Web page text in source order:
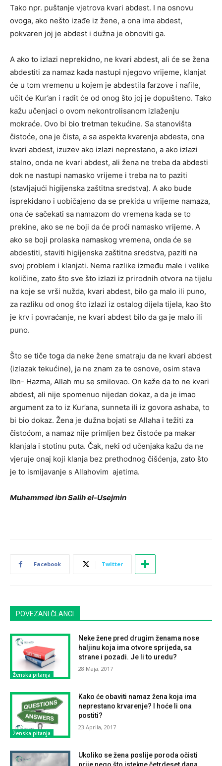
Tako npr. puštanje vjetrova kvari abdest. I na osnovu
ovoga, ako nešto izađe iz žene, a ona ima abdest,
pokvaren joj je abdest i dužna je obnoviti ga.
A ako to izlazi neprekidno, ne kvari abdest, ali će se žena
abdestiti za namaz kada nastupi njegovo vrijeme, klanjat
će u tom vremenu u kojem je abdestila farzove i nafile,
učit će Kur’an i radit će od onog što joj je dopušteno. Tako
kažu učenjaci o ovom nekontrolisanom izlaženju
mokraće. Ovo bi bio tretman tekućine. Sa stanovišta
čistoće, ona je čista, a sa aspekta kvarenja abdesta, ona
kvari abdest, izuzev ako izlazi neprestano, a ako izlazi
stalno, onda ne kvari abdest, ali žena ne treba da abdesti
dok ne nastupi namasko vrijeme i treba na to paziti
(stavljajući higijenska zaštitna sredstva). A ako bude
isprekidano i uobičajeno da se prekida u vrijeme namaza,
ona će sačekati sa namazom do vremena kada se to
prekine, ako se ne boji da će proći namasko vrijeme. A
ako se boji prolaska namaskog vremena, onda će se
abdestiti, staviti higijenska zaštitna sredstva, paziti na
svoj problem i klanjati. Nema razlike između male i velike
količine, zato što sve što izlazi iz prirodnih otvora na tijelu
na koje se vrši nužda, kvari abdest, bilo ga malo ili puno,
za razliku od onog što izlazi iz ostalog dijela tijela, kao što
je krv i povraćanje, ne kvari abdest bilo da ga je malo ili
puno.
Što se tiče toga da neke žene smatraju da ne kvari abdest
(izlazak tekućine), ja ne znam za te osnove, osim stava
Ibn­­- Hazma, Allah mu se smilovao. On kaže da to ne kvari
abdest, ali nije spomenuo nijedan dokaz, a da je imao
argument za to iz Kur’ana, sunneta ili iz govora ashaba, to
bi bio dokaz. Žena je dužna bojati se Allaha i težiti za
čistoćom, a namaz nije primljen bez čistoće pa makar
klanjala i stotinu puta. Čak, neki od učenjaka kažu da ne
vjeruje onaj koji klanja bez prethodnog čišćenja, zato što
je to ismijavanje s Allahovim ajetima.
Muhammed ibn Salih el-Usejmin
Facebook Twitter
POVEZANI ČLANCI
Ženska pitanja
Neke žene pred drugim ženama nose
haljinu koja ima otvore sprijeda, sa
strane i pozadi. Je li to uredu?
28 Maja, 2017
Ženska pitanja
Kako će obaviti namaz žena koja ima
neprestano krvarenje? I hoće li ona
postiti?
23 Aprila, 2017
Ukoliko se žena poslije poroda očisti
prije nego što istekne četrdeset dana…